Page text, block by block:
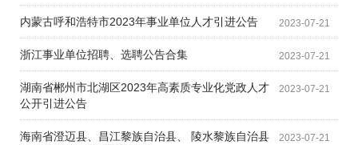
2023-07-21
内蒙古呼和浩特市2023年事业单位人才引进公告
2023-07-21
浙江事业单位招聘、选聘公告合集
2023-07-21
湖南省郴州市北湖区2023年高素质专业化党政人才
公开引进公告
2023-07-21
海南省澄迈县、昌江黎族自治县、 陵水黎族自治县